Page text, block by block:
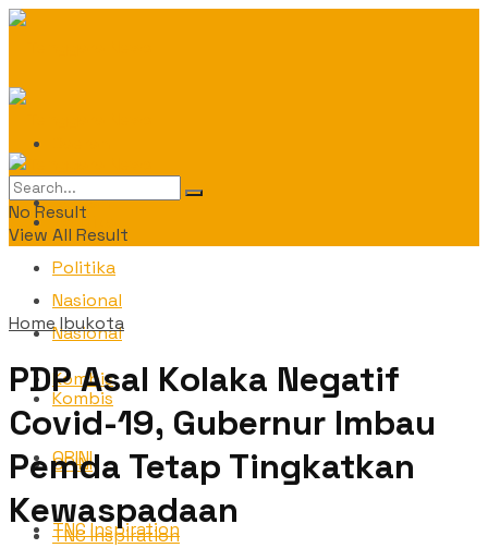
Politika
Nasional
Kombis
OPINI
TNC Inspiration
Daerah
Politika
Nasional
Kombis
OPINI
TNC Inspiration
No Result
View All Result
HomeIbukota
PDP Asal Kolaka Negatif
Covid-19, Gubernur Imbau
Pemda Tetap Tingkatkan
Kewaspadaan